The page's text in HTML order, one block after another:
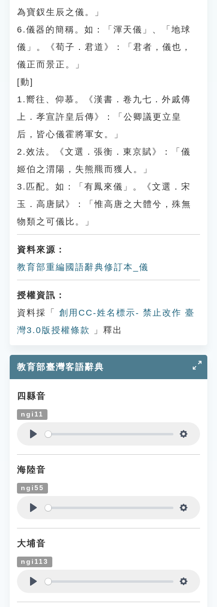
為寶釵生辰之儀。」
6.儀器的簡稱。如：「渾天儀」、「地球
儀」。《荀子．君道》：「君者，儀也，
儀正而景正。」
[動]
1.嚮往、仰慕。《漢書．卷九七．外戚傳
上．孝宣許皇后傳》：「公卿議更立皇
后，皆心儀霍將軍女。」
2.效法。《文選．張衡．東京賦》：「儀
姬伯之渭陽，失熊羆而獲人。」
3.匹配。如：「有鳳來儀」。《文選．宋
玉．高唐賦》：「惟高唐之大體兮，殊無
物類之可儀比。」
資料來源：
教育部重編國語辭典修訂本_儀
授權資訊：
資料採「
創用CC-姓名標示- 禁止改作 臺
灣3.0版授權條款
」釋出
教育部臺灣客語辭典
四縣音
ngi11
海陸音
ngi55
大埔音
ngi113